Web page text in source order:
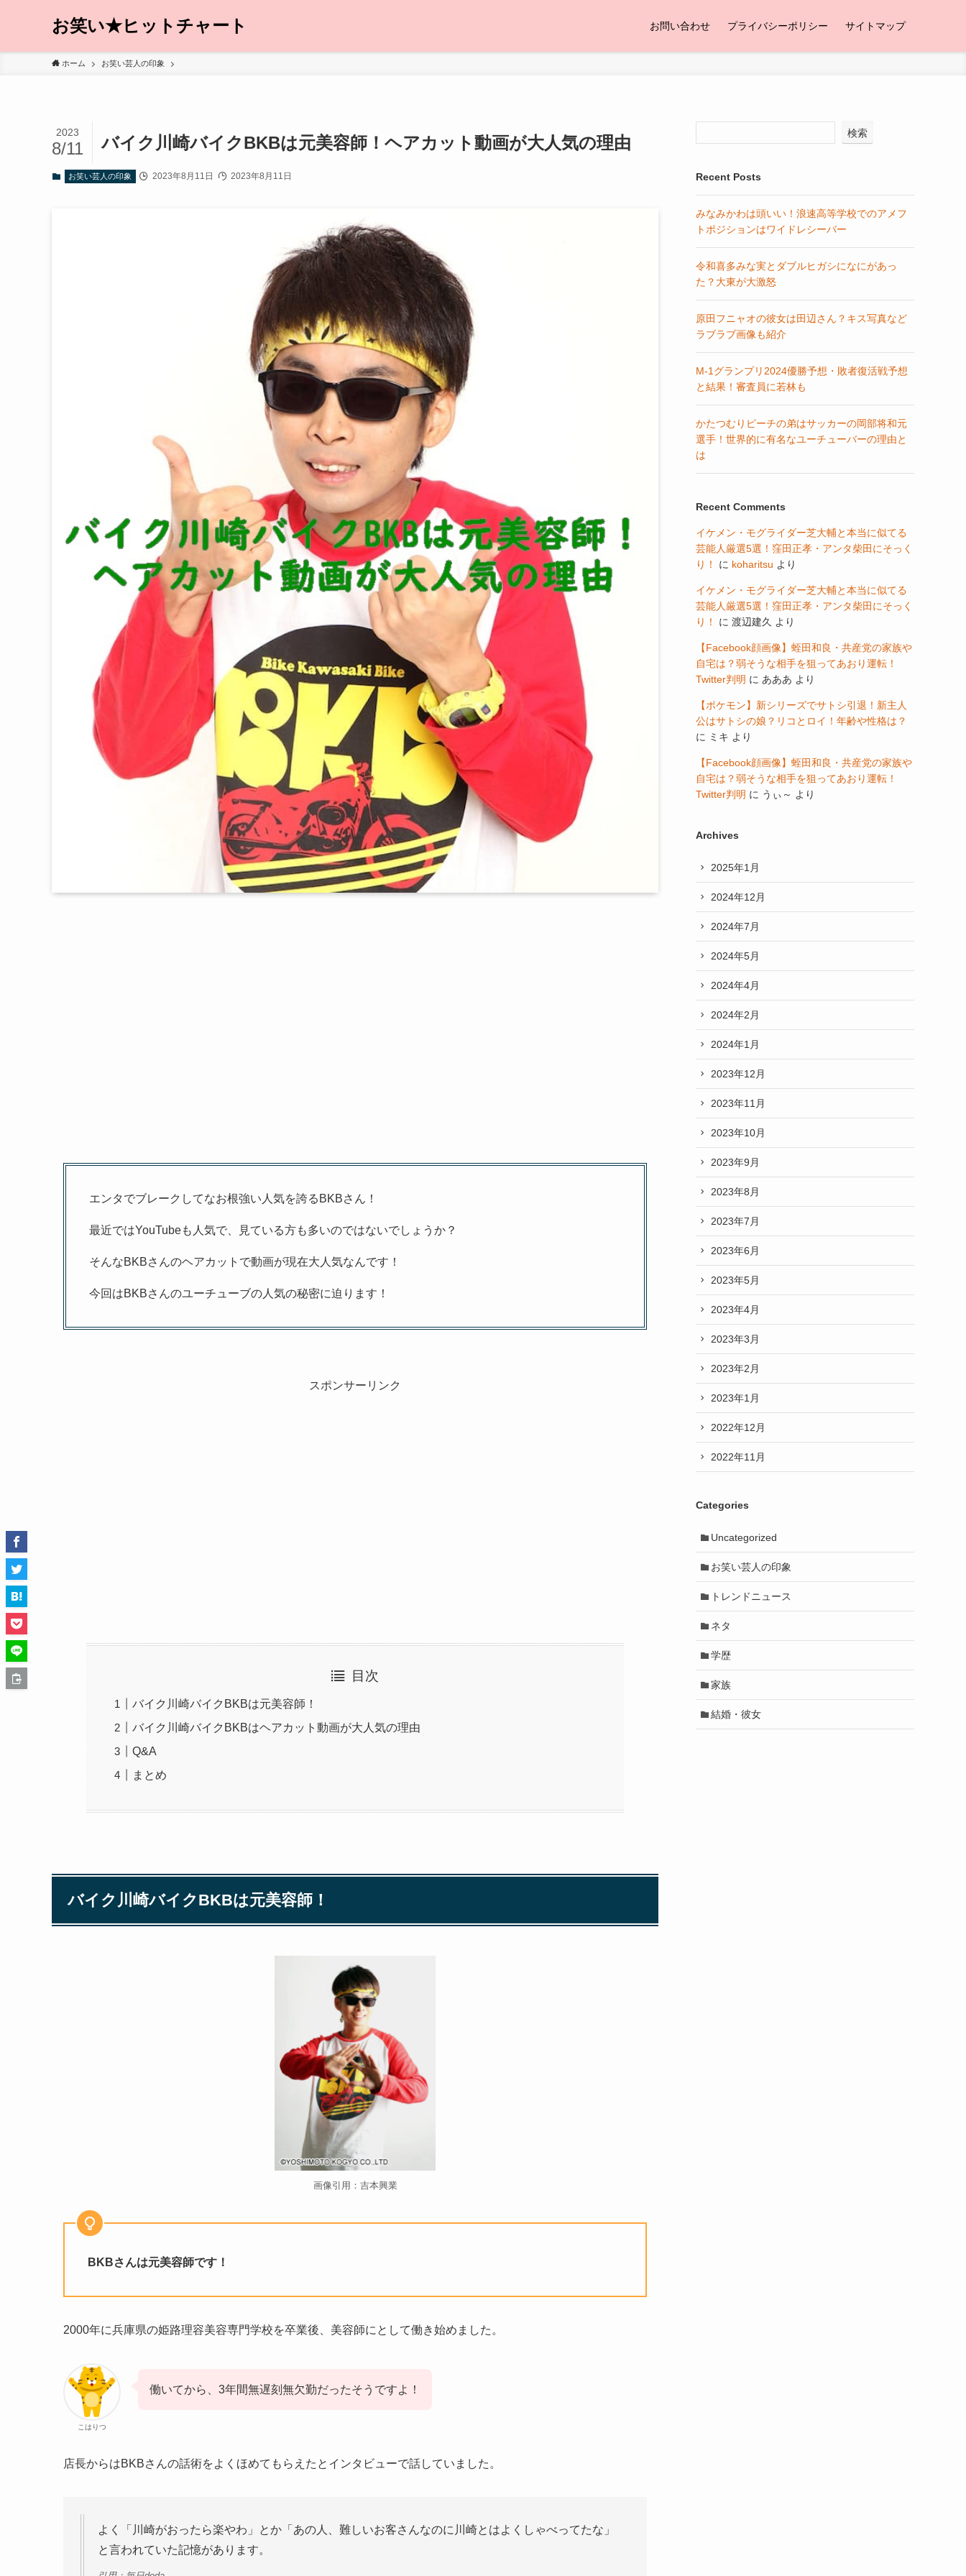
お笑い★ヒットチャート お問い合わせ プライバシーポリシー サイトマップ
ホーム お笑い芸人の印象
バイク川崎バイクBKBは元美容師！ヘアカット動画が大人気の理由
2023
8/11
お笑い芸人の印象 2023年8月11日 2023年8月11日
エンタでブレークしてなお根強い人気を誇るBKBさん！
最近ではYouTubeも人気で、見ている方も多いのではないでしょうか？
そんなBKBさんのヘアカットで動画が現在大人気なんです！
今回はBKBさんのユーチューブの人気の秘密に迫ります！
スポンサーリンク
目次
バイク川崎バイクBKBは元美容師！
バイク川崎バイクBKBはヘアカット動画が大人気の理由
Q&A
まとめ
バイク川崎バイクBKBは元美容師！
画像引用：吉本興業
BKBさんは元美容師です！
2000年に兵庫県の姫路理容美容専門学校を卒業後、美容師にとして働き始めました。
こはりつ
働いてから、3年間無遅刻無欠勤だったそうですよ！
店長からはBKBさんの話術をよくほめてもらえたとインタビューで話していました。
よく「川崎がおったら楽やわ」とか「あの人、難しいお客さんなのに川崎とはよくしゃべってたな」
と言われていた記憶があります。
検索
Recent Posts
みなみかわは頭いい！浪速高等学校でのアメフ
トポジションはワイドレシーバー
令和喜多みな実とダブルヒガシになにがあっ
た？大東が大激怒
原田フニャオの彼女は田辺さん？キス写真など
ラブラブ画像も紹介
M-1グランプリ2024優勝予想・敗者復活戦予想
と結果！審査員に若林も
かたつむりピーチの弟はサッカーの岡部将和元
選手！世界的に有名なユーチューバーの理由と
は
Recent Comments
イケメン・モグライダー芝大輔と本当に似てる
芸能人厳選5選！窪田正孝・アンタ柴田にそっく
り！
に koharitsu より
イケメン・モグライダー芝大輔と本当に似てる
芸能人厳選5選！窪田正孝・アンタ柴田にそっく
り！
に 渡辺建久 より
【Facebook顔画像】蛭田和良・共産党の家族や
自宅は？弱そうな相手を狙ってあおり運転！
Twitter判明 に あああ より
【ポケモン】新シリーズでサトシ引退！新主人
公はサトシの娘？リコとロイ！年齢や性格は？
に ミキ より
【Facebook顔画像】蛭田和良・共産党の家族や
自宅は？弱そうな相手を狙ってあおり運転！
Twitter判明 に うぃ～ より
Archives
2025年1月
2024年12月
2024年7月
2024年5月
2024年4月
2024年2月
2024年1月
2023年12月
2023年11月
2023年10月
2023年9月
2023年8月
2023年7月
2023年6月
2023年5月
2023年4月
2023年3月
2023年2月
2023年1月
2022年12月
2022年11月
Categories
Uncategorized
お笑い芸人の印象
トレンドニュース
ネタ
学歴
家族
結婚・彼女